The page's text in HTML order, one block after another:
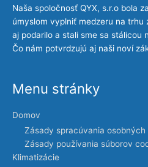
Naša spoločnosť QYX, s.r.o bola
úmyslom vyplniť medzeru na trhu
aj podarilo a stali sme sa stálicou
Čo nám potvrdzujú aj naši noví
Menu stránky
Domov
Zásady spracúvania osobných
Zásady používania súborov
Klimatizácie